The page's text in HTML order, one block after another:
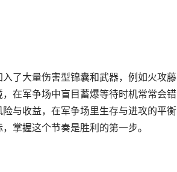
了大量伤害型锦囊和武器，例如火攻藤
在军争场中盲目蓄爆等待时机常常会错
与收益，在军争场里生存与进攻的平衡
掌握这个节奏是胜利的第一步。